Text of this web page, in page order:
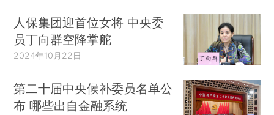
人保集团迎首位女将 中央委
员丁向群空降掌舵
2024年10月22日
第二十届中央候补委员名单公
布 哪些出自金融系统